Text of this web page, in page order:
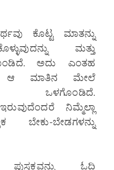
ಕೊಟ್ಟ ಮಾತನ್ನು
ಮತ್ತು
ಅದು ಎಂತಹ
ಆ ಮಾತಿನ ಮೇಲೆ
ಒಳಗೊಂಡಿದೆ.
ನಿಮ್ಮೆಲ್ಲಾ
ಬೇಕು-ಬೇಡಗಳನ್ನು
ಓದಿ